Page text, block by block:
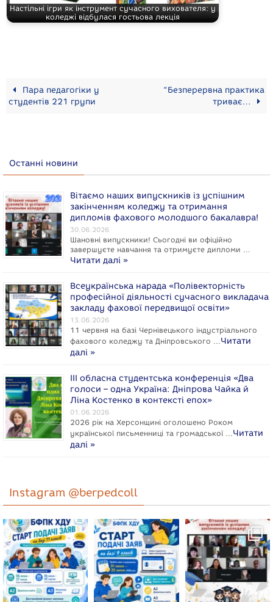
Настільні ігри як інструмент сучасного вихователя: у
коледжі відбулася гостьова лекція
Пара педагогіки у
студентів 221 групи
“Безперервна практика
триває…
Останні новини
Вітаємо наших випускників із успішним
закінченням коледжу та отримання
дипломів фахового молодшого бакалавра!
30.06.2026
Шановні випускники! Сьогодні ви офіційно
завершуєте навчання та отримуєте дипломи …
Читати далі »
Всеукраїнська нарада «Полівекторність
професійної діяльності сучасного викладача
закладу фахової передвищої освіти»
13.06.2026
11 червня на базі Чернівецького індустріального
фахового коледжу та Дніпровського … Читати
далі »
ІІІ обласна студентська конференція «Два
голоси – одна Україна: Дніпрова Чайка й
Ліна Костенко в контексті епох»
01.06.2026
2026 рік на Херсонщині оголошено Роком
укpaїнcької письменниці та громадської … Читати
далі »
Instagram @berpedcoll